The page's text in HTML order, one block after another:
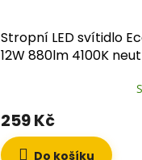
Stropní LED svítidlo
12W 880lm 4100K
259 Kč
Do košíku